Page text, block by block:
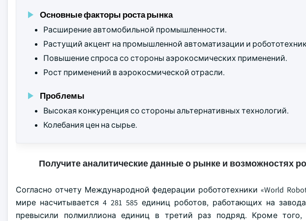
Основные факторы роста рынка
Расширение автомобильной промышленности.
Растущий акцент на промышленной автоматизации и
Повышение спроса со стороны аэрокосмических применений.
Рост применений в аэрокосмической отрасли.
Проблемы
Высокая конкуренция со стороны альтернативных технологий.
Колебания цен на сырье.
Получите аналитические данные о рынке и возможностях
Согласно отчету Международной федерации робототехники «World
мире насчитывается 4 281 585 единиц роботов, работающих на
превысили полмиллиона единиц в третий раз подряд. Кроме